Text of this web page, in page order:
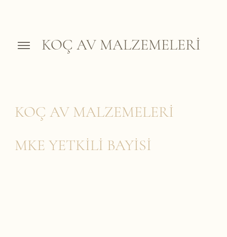
KOÇ AV MALZEMELERİ
KOÇ AV MALZEMELERİ
MKE YETKİLİ BAYİSİ